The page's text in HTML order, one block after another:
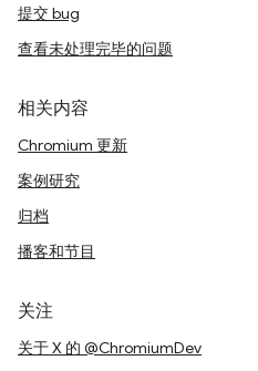
提交 bug
查看未处理完毕的问题
相关内容
Chromium 更新
案例研究
归档
播客和节目
关注
关于 X 的 @ChromiumDev